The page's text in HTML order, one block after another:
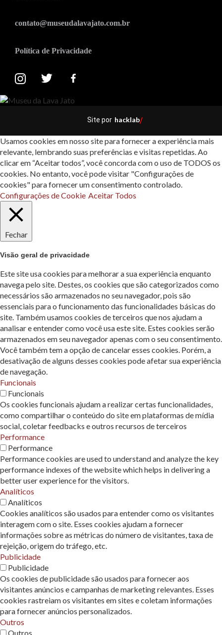
contato@museudalavajato.com.br
Política de Privacidade
Site por hacklab/
Usamos cookies em nosso site para fornecer a experiência mais
relevante, lembrando suas preferências e visitas repetidas. Ao
clicar em “Aceitar todos”, você concorda com o uso de TODOS os
cookies. No entanto, você pode visitar "Configurações de
cookies" para fornecer um consentimento controlado.
Configurações de Cookie Aceitar Todos
Fechar
Visão geral de privacidade
Este site usa cookies para melhorar a sua experiência enquanto
navega pelo site. Destes, os cookies que são categorizados como
necessários são armazenados no seu navegador, pois são
essenciais para o funcionamento das funcionalidades básicas do
site. Também usamos cookies de terceiros que nos ajudam a
analisar e entender como você usa este site. Estes cookies serão
armazenados em seu navegador apenas com o seu consentimento.
Você também tem a opção de cancelar esses cookies. Porém, a
desativação de alguns desses cookies pode afetar sua experiência
de navegação.
Funcionais
Funcionais
Os cookies funcionais ajudam a realizar certas funcionalidades,
como compartilhar o conteúdo do site em plataformas de mídia
social, coletar feedbacks e outros recursos de terceiros
Performance
Performance
Performance cookies are used to understand and analyze the key
performance indexes of the website which helps in delivering a
better user experience for the visitors.
Analíticos
Analíticos
Cookies analíticos são usados ​​para entender como os visitantes
interagem com o site. Esses cookies ajudam a fornecer
informações sobre as métricas do número de visitantes, taxa de
rejeição, origem do tráfego, etc.
Publicidade
Publicidade
Os cookies de publicidade são usados ​​para fornecer aos
visitantes anúncios e campanhas de marketing relevantes. Esses
cookies rastreiam os visitantes em sites e coletam informações
para fornecer anúncios personalizados.
Outros
Outros